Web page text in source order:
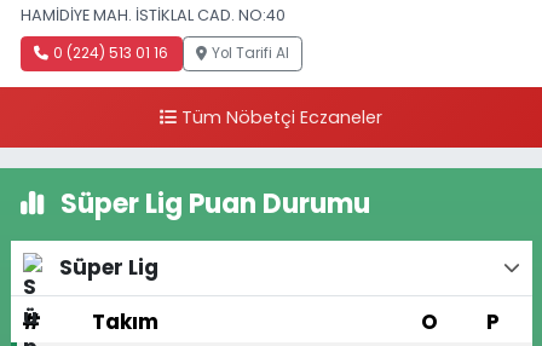
HAMİDİYE MAH. İSTİKLAL CAD. NO:40
0 (224) 513 01 16 Yol Tarifi Al
Tüm Nöbetçi Eczaneler
Süper Lig Puan Durumu
Süper Lig
#
Takım O P